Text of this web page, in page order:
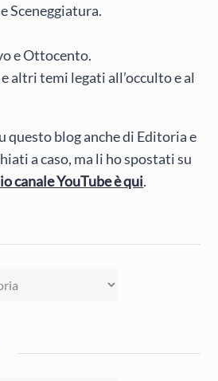
Sceneggiatura.
e Ottocento.
altri temi legati all’occulto e al
questo blog anche di Editoria e
a caso, ma li ho spostati su
canale YouTube è qui.